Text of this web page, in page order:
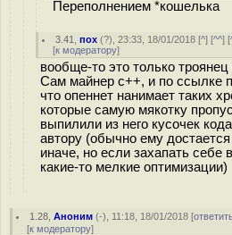
Переполнением *кошелька
3.41 ,пох (?), 23:33, 18/01/2018 [^] [^^] [
[к модератору]
вообще-то это только
Сам майнер c++, и по ссылке
что опеннет нанимает таких
которые самую мякотку
выпилили из него кусочек
автору (обычно ему
иначе, но если захапать себе
какие-то мелкие оптимизации)
1.28 ,Аноним (-), 11:18, 18/01/2018 [
[к модератору]